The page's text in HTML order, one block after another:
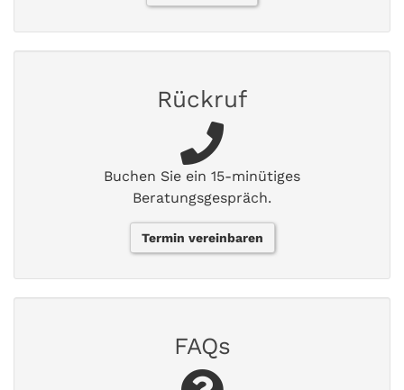
Rückruf
Buchen Sie ein 15-minütiges
Beratungsgespräch.
Termin vereinbaren
FAQs